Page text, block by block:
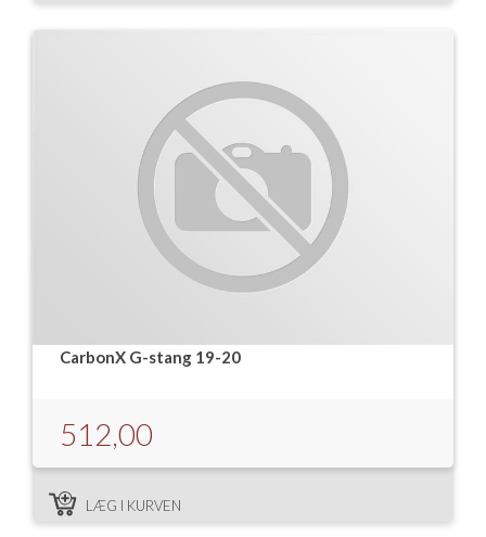
CarbonX G-stang 19-20
512,00
LÆG I KURVEN